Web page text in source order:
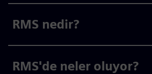
RMS nedir?
RMS'de neler oluyor?